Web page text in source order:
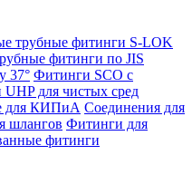
трубные фитинги S-LOK
фитинги по JIS
37° Фитинги SCO с
для чистых сред
для КИПиА Соединения для
шлангов Фитинги для
фитинги